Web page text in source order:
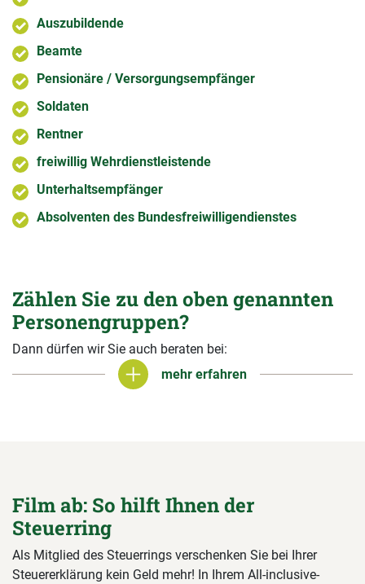
Auszubildende
Beamte
Pensionäre / Versorgungsempfänger
Soldaten
Rentner
freiwillig Wehrdienstleistende
Unterhaltsempfänger
Absolventen des Bundesfreiwilligendienstes
Zählen Sie zu den oben genannten
Personengruppen?
Dann dürfen wir Sie auch beraten bei:
mehr erfahren
mehr erfahren
Film ab: So hilft Ihnen der
Steuerring
Als Mitglied des Steuerrings verschenken Sie bei Ihrer
Steuererklärung kein Geld mehr! In Ihrem All-inclusive-